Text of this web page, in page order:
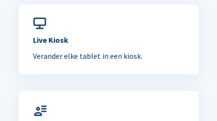
Live Kiosk
Verander elke tablet in een kiosk.